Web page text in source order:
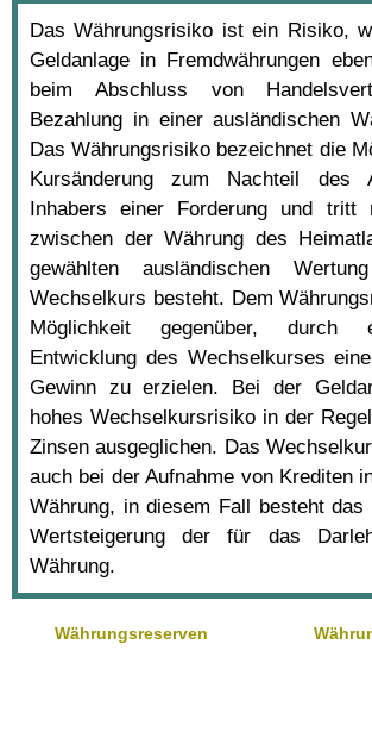
Das Währungsrisiko ist ein Risiko,
Geldanlage in Fremdwährungen
beim Abschluss von
Bezahlung in einer ausländischen
Das Währungsrisiko bezeichnet die
Kursänderung zum Nachteil des
Inhabers einer Forderung und tritt
zwischen der Währung des
gewählten ausländischen
Wechselkurs besteht. Dem
Möglichkeit gegenüber, durch
Entwicklung des Wechselkurses
Gewinn zu erzielen. Bei der
hohes Wechselkursrisiko in der
Zinsen ausgeglichen. Das
auch bei der Aufnahme von Krediten
Währung, in diesem Fall besteht
Wertsteigerung der für das
Währung.
Währungsreserven